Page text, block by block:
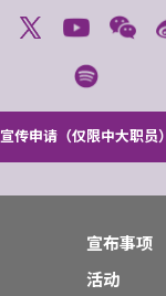
宣传申请（仅限中大职员）
宣布事项
活动